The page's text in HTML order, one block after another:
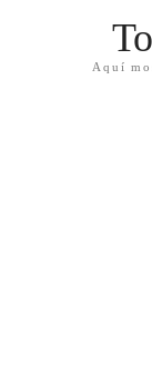
Aquí